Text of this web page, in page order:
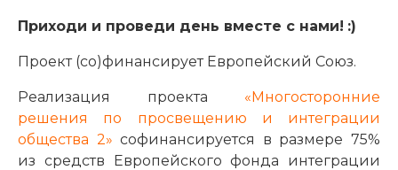
Приходи и проведи день вместе с нами! :)
Проект (со)финансирует Европейский Союз.
Реализация проекта «Многосторонние
решения по просвещению и интеграции
общества 2» софинансируется в размере 75%
из средств Европейского фонда интеграции